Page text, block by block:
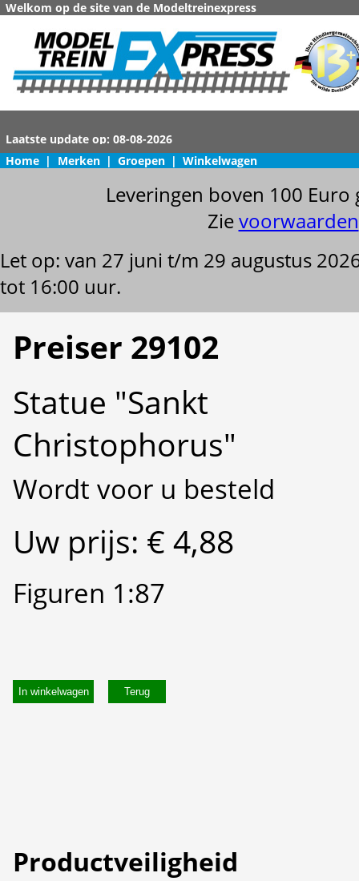
Welkom op de site van de Modeltreinexpress
Home | Merken | Groepen | Winkelwagen
Leveringen boven 100
Zievoorwaarden
Let op: van 27 juni t/m 29 augustus
tot 16:00 uur.
Preiser 29102
Statue "Sankt
Christophorus"
Wordt voor u besteld
Uw prijs: € 4,88
Figuren 1:87
In winkelwagen
Productveiligheid